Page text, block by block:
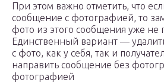
При этом важно отметить, что
сообщение с фотографией, то
фото из этого сообщения уже не
Единственный вариант —
с фото, как у себя, так и
направить сообщение без
фотографией